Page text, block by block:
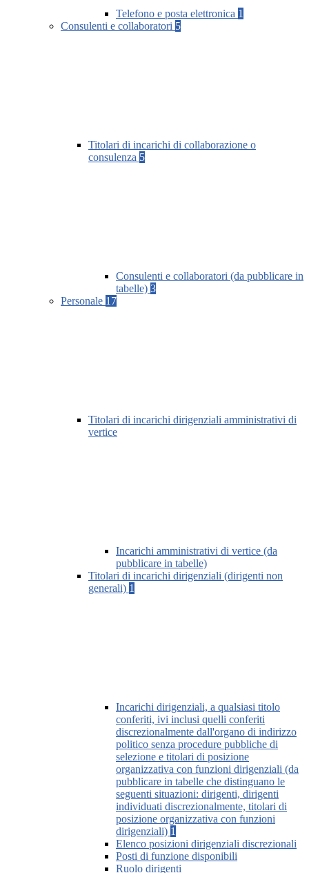
Telefono e posta elettronica 1
Consulenti e collaboratori 5
Titolari di incarichi di collaborazione o
consulenza 5
Consulenti e collaboratori (da pubblicare in
tabelle) 3
Personale 17
Titolari di incarichi dirigenziali amministrativi di
vertice
Incarichi amministrativi di vertice (da
pubblicare in tabelle)
Titolari di incarichi dirigenziali (dirigenti non
generali) 1
Incarichi dirigenziali, a qualsiasi titolo
conferiti, ivi inclusi quelli conferiti
discrezionalmente dall'organo di indirizzo
politico senza procedure pubbliche di
selezione e titolari di posizione
organizzativa con funzioni dirigenziali (da
pubblicare in tabelle che distinguano le
seguenti situazioni: dirigenti, dirigenti
individuati discrezionalmente, titolari di
posizione organizzativa con funzioni
dirigenziali) 1
Elenco posizioni dirigenziali discrezionali
Posti di funzione disponibili
Ruolo dirigenti